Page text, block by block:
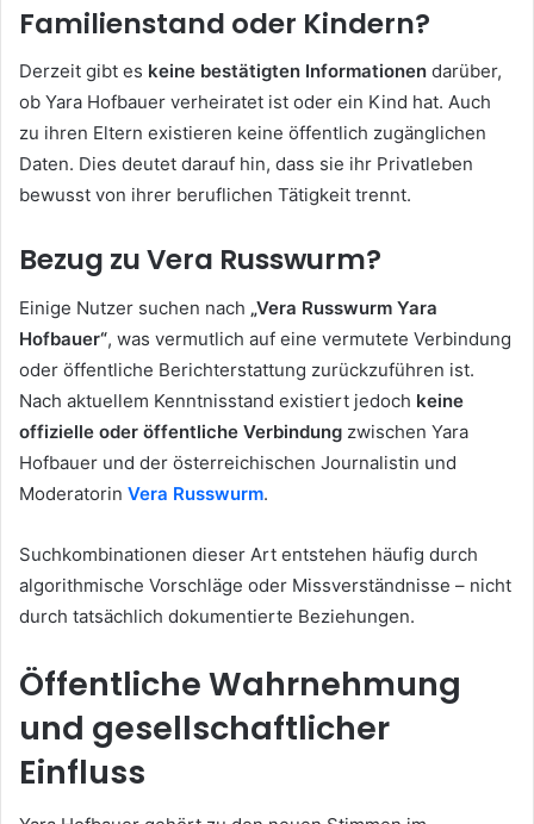
Familienstand oder Kindern?
Derzeit gibt es keine bestätigten Informationen darüber,
ob Yara Hofbauer verheiratet ist oder ein Kind hat. Auch
zu ihren Eltern existieren keine öffentlich zugänglichen
Daten. Dies deutet darauf hin, dass sie ihr Privatleben
bewusst von ihrer beruflichen Tätigkeit trennt.
Bezug zu Vera Russwurm?
Einige Nutzer suchen nach „Vera Russwurm Yara
Hofbauer“, was vermutlich auf eine vermutete Verbindung
oder öffentliche Berichterstattung zurückzuführen ist.
Nach aktuellem Kenntnisstand existiert jedoch keine
offizielle oder öffentliche Verbindung zwischen Yara
Hofbauer und der österreichischen Journalistin und
Moderatorin Vera Russwurm.
Suchkombinationen dieser Art entstehen häufig durch
algorithmische Vorschläge oder Missverständnisse – nicht
durch tatsächlich dokumentierte Beziehungen.
Öffentliche Wahrnehmung
und gesellschaftlicher
Einfluss